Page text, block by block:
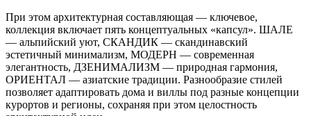
При этом архитектурная составляющая — ключевое,
коллекция включает пять концептуальных «капсул». ШАЛЕ
— альпийский уют, СКАНДИК — скандинавский
эстетичный минимализм, МОДЕРН — современная
элегантность, ДЗЕНИМАЛИЗМ — природная гармония,
ОРИЕНТАЛ — азиатские традиции. Разнообразие стилей
позволяет адаптировать дома и виллы под разные концепции
курортов и регионы, сохраняя при этом целостность